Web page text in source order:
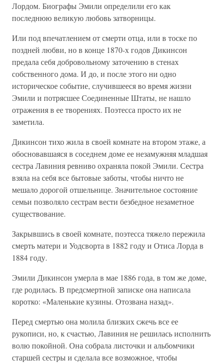
Лордом. Биографы Эмили определили его как
последнюю великую любовь затворницы.
Или под впечатлением от смерти отца, или в тоске по
поздней любви, но в конце 1870-х годов Дикинсон
предала себя добровольному заточению в стенах
собственного дома. И до, и после этого ни одно
историческое событие, случившееся во время жизни
Эмили и потрясшее Соединенные Штаты, не нашло
отражения в ее творениях. Поэтесса просто их не
заметила.
Дикинсон тихо жила в своей комнате на втором этаже, а
обосновавшаяся в соседнем доме ее незамужняя младшая
сестра Лавиния ревниво охраняла покой Эмили. Сестра
взяла на себя все бытовые заботы, чтобы ничто не
мешало дорогой отшельнице. Значительное состояние
семьи позволяло сестрам вести безбедное незаметное
существование.
Закрывшись в своей комнате, поэтесса тяжело пережила
смерть матери и Уодсворта в 1882 году и Отиса Лорда в
1884 году.
Эмили Дикинсон умерла в мае 1886 года, в том же доме,
где родилась. В предсмертной записке она написала
коротко: «Маленькие кузины. Отозвана назад».
Перед смертью она молила близких сжечь все ее
рукописи, но, к счастью, Лавиния не решилась исполнить
волю покойной. Она собрала листочки и альбомчики
старшей сестры и сделала все возможное, чтобы